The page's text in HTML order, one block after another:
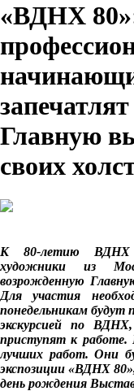
«ВДНХ
Главную
своих
К 80-летию ВДНХ
художники из
возрожденную
Для участия
понедельникам будут
экскурсией по
приступят к
лучших работ. Они
экспозиции «ВДНХ
день рождения